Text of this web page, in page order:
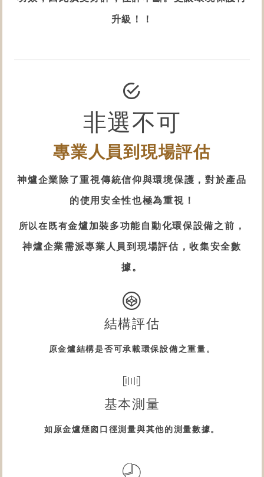
升級！！
非選不可
專業人員到現場評估
神爐企業除了重視傳統信仰與環境保護 ，對於產品
的使用安全性也極為重視！
所以在既有金爐加裝多功能自動化環保設備之前，
神爐企業需派專業人員到現場評估，收集安全數
據。
結構評估
原金爐結構是否可承載環保設備之重量。
基本測量
如原金爐煙囪口徑測量與其他的測量數據。